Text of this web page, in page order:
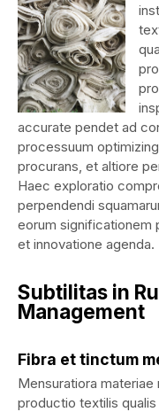
accurate pendet ad
processuum
procurans, et altiore
Haec exploratio
perpendendi
eorum significationem
et innovatione agenda.
Subtilitas in
Management
Fibra et tinctum
Mensuratiora
productio textilis